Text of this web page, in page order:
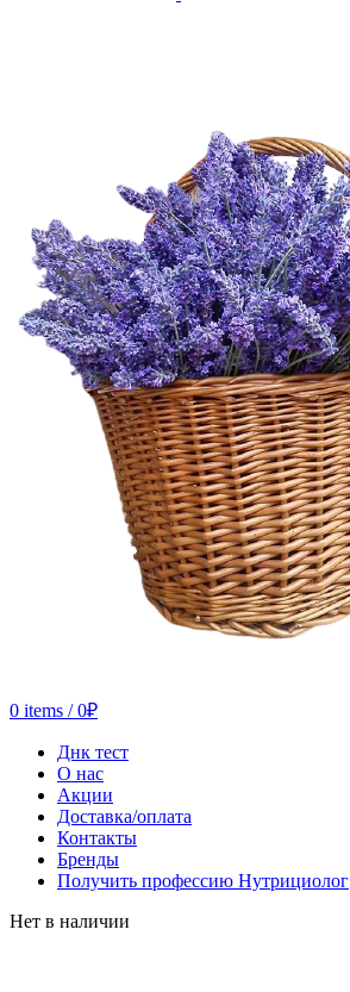
0 items / 0₽
Днк тест
О нас
Акции
Доставка/оплата
Контакты
Бренды
Получить профессию Нутрициолог
Нет в наличии